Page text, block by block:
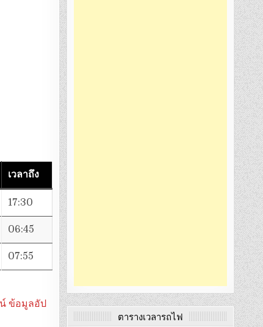
เวลาถึง
17:30
06:45
07:55
ข้อมูลอัป
ตารางเวลารถไฟ